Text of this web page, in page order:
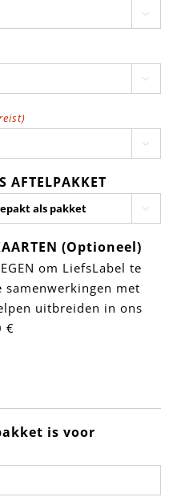



AFTELPAKKET

(Optioneel)
om LiefsLabel te
samenwerkingen met
uitbreiden in ons
€
is voor